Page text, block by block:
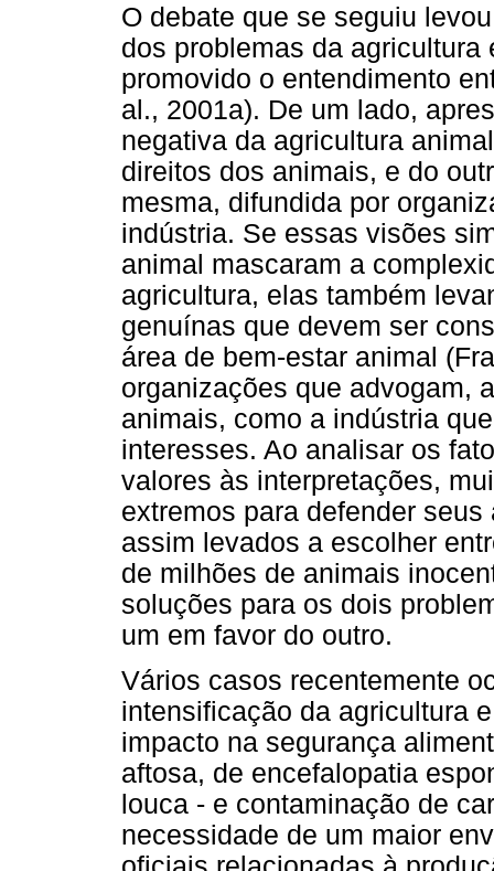
O debate que se seguiu
dos problemas da
promovido o entendimento
al., 2001a). De um lado,
negativa da agricultura
direitos dos animais, e do
mesma, difundida por
indústria. Se essas visões
animal mascaram a
agricultura, elas também
genuínas que devem ser
área de bem-estar animal
organizações que advogam,
animais, como a indústria
interesses. Ao analisar os
valores às interpretações,
extremos para defender
assim levados a escolher
de milhões de animais
soluções para os dois
um em favor do outro.
Vários casos recentemente
intensificação da agricultura
impacto na segurança
aftosa, de encefalopatia
louca - e contaminação de
necessidade de um maior